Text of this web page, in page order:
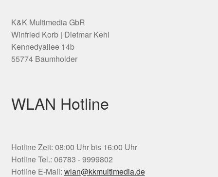
K&K Multimedia GbR
Winfried Korb | Dietmar Kehl
Kennedyallee 14b
55774 Baumholder
WLAN Hotline
Hotline Zeit: 08:00 Uhr bis 16:00 Uhr
Hotline Tel.: 06783 - 9999802
Hotline E-Mail: wlan@kkmultimedia.de